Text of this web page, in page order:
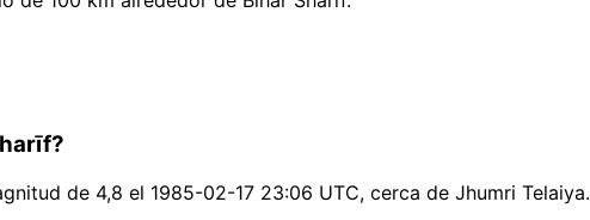
de 4,8 el 1985-02-17 23:06 UTC, cerca de Jhumri Telaiya.